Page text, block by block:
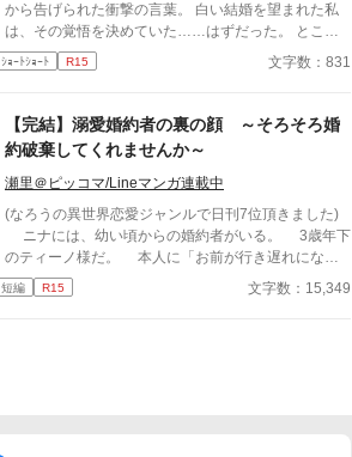
から告げられた衝撃の言葉。 白い結婚を望まれた私
は、その覚悟を決めていた……はずだった。 ところ
が次の瞬間、王子は私を抱こうとしてくる。 「待っ
てください！ あなた、私を愛さないと言いましたよ
け求めるのか。 問い詰める私に、王子は驚きの秘密
を明かす。 「興奮しすぎると、僕の心臓が止まるか
もしれないんだ」 ……それ、絶対に我慢しなきゃい
けないやつでは！？ 愛されない花嫁になるはずが、
なぜか命がけで溺愛されることになりました。 転生
者令嬢と、恋心をこじらせた王子の勘違いラブコメデ
ｼｮｰﾄｼｮｰﾄ R15 文字数：831
【完結】溺愛婚約者の裏の顔 ～そろそろ婚
約破棄してくれませんか～
瀬里＠ピッコマ/Lineマンガ連載中
(なろうの異世界恋愛ジャンルで日刊7位頂きました)
ニナには、幼い頃からの婚約者がいる。 3歳年下
のティーノ様だ。 本人に「お前が行き遅れになっ
た頃に終わりだ」と宣言されるような、典型的な「婚
約破棄前提の格差婚約」だ。 行き遅れになる前に
短編 R15 文字数：15,349